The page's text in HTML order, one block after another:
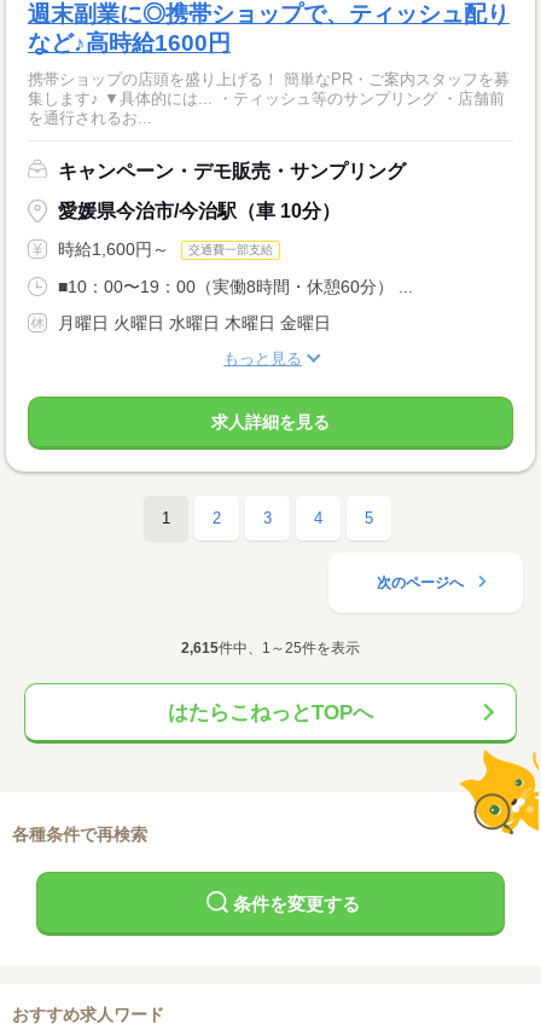
週末副業に◎携帯ショップで、ティッシュ配り
など♪高時給1600円
携帯ショップの店頭を盛り上げる！ 簡単なPR・ご案内スタッフを募
集します♪ ▼具体的には... ・ティッシュ等のサンプリング ・店舗前
を通行されるお...
キャンペーン・デモ販売・サンプリング
愛媛県今治市/今治駅（車 10分）
時給1,600円～ 交通費一部支給
■10：00〜19：00（実働8時間・休憩60分） ...
月曜日 火曜日 水曜日 木曜日 金曜日
もっと見る
求人詳細を見る
1 2 3 4 5
次のページへ
2,615件中、1～25件を表示
はたらこねっとTOPへ
各種条件で再検索
条件を変更する
おすすめ求人ワード